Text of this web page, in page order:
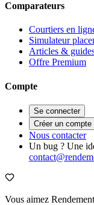
Comparateurs
Courtiers en
Simulateur
Articles &
Offre Premium
Compte
Se connecter
Créer un compte
Nous contacter
Un bug ? Une
Vous aimez